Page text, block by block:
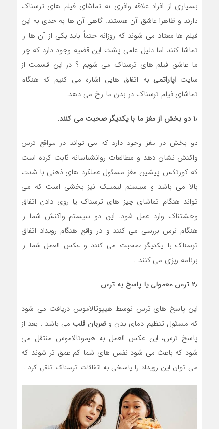
بسیاری از افراد علاقه وافری به تماشای فیلم های ترسناک
دارند و ظاهرا عاشق آن هستند. گاهی آن ها به حدی به این
فیلم ها معتاد می شوند که روزانه حتماً باید یکی از آن ها را
تماشا کنند اما دلیل علمی پشت این قضیه وجود دارد که چرا
ما عاشق فیلم های ترسناک می شویم ؟ در این قسمت از
سایتاپاراتمی به اتفاق هایی اشاره می کنیم که هنگام
تماشای فیلم ترسناک در بدن ما رخ می دهد.
۱٫ دو بخش از مغز ما با یکدیگر صحبت می کنند.
دو بخش در مغز وجود دارد که می تواند در مواقع ترس
واکنش نشان دهد و مطالعات روانشناسانه ثابت کرده است
که کورتکس پیشین مغز مسئول عملکرد های ذهنی با شدت
بالا می باشد و سیستم لیمبیک نیز بخشی است که می
تواند هنگام تماشای چیز های ترسناک یا روی دادن اتفاق
وحشتناک وارد عمل شود. این دو سیستم واکنش شما را
هنگام ترس بررسی می کنند و در واقع هنگام رویداد اتفاق
ترسناک با یکدیگر صحبت می کنند و عکس العمل شما را
برنامه ریزی می کنند .
۲٫ ترس معمولی یا پاسخ به ترس
این پاسخ های ترس توسط هیپوتالاموس دریافت می شود
که مسئول تنظیم دمای بدن وضربان قلب می باشد . بعد از
پاسخ ترس، این عکس العمل به هیموتالاموس منتقل می
شود که باعث می شود نفس های شما کم عمق تر شوند که
می توان این رویداد را پاسخی به اتفاقات ترسناک تلقی کرد .